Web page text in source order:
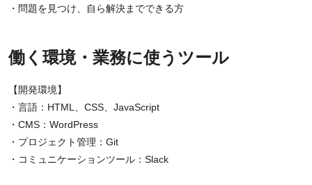
・問題を見つけ、自ら解決までできる方
働く環境・業務に使うツール
【開発環境】
・言語：HTML、CSS、JavaScript
・CMS：WordPress
・プロジェクト管理：Git
・コミュニケーションツール：Slack